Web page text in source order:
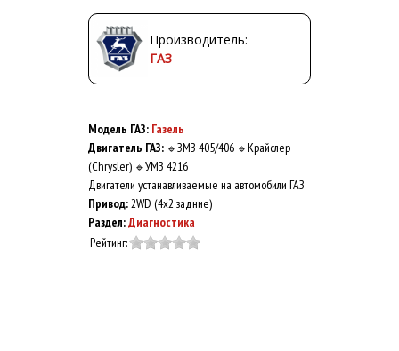
Производитель:
ГАЗ
Модель ГАЗ: Газель
Двигатель ГАЗ: 🔹 ЗМЗ 405/406 🔹 Крайслер
(Chrysler) 🔹 УМЗ 4216
Двигатели устанавливаемые на автомобили ГАЗ
Привод:2WD (4x2 задние)
Раздел:Диагностика
Рейтинг: